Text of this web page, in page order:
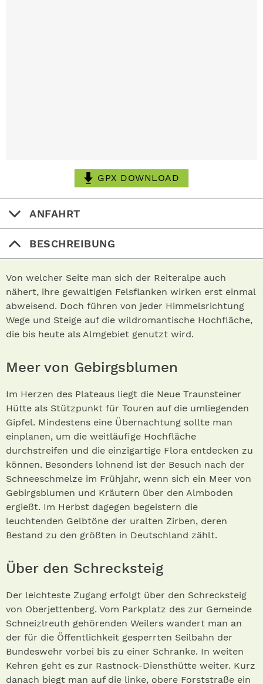
GPX DOWNLOAD
ANFAHRT
BESCHREIBUNG
Von welcher Seite man sich der Reiteralpe auch
nähert, ihre gewaltigen Felsflanken wirken erst einmal
abweisend. Doch führen von jeder Himmelsrichtung
Wege und Steige auf die wildromantische Hochfläche,
die bis heute als Almgebiet genutzt wird.
Meer von Gebirgsblumen
Im Herzen des Plateaus liegt die Neue Traunsteiner
Hütte als Stützpunkt für Touren auf die umliegenden
Gipfel. Mindestens eine Übernachtung sollte man
einplanen, um die weitläufige Hochfläche
durchstreifen und die einzigartige Flora entdecken zu
können. Besonders lohnend ist der Besuch nach der
Schneeschmelze im Frühjahr, wenn sich ein Meer von
Gebirgsblumen und Kräutern über den Almboden
ergießt. Im Herbst dagegen begeistern die
leuchtenden Gelbtöne der uralten Zirben, deren
Bestand zu den größten in Deutschland zählt.
Über den Schrecksteig
Der leichteste Zugang erfolgt über den Schrecksteig
von Oberjettenberg. Vom Parkplatz des zur Gemeinde
Schneizlreuth gehörenden Weilers wandert man an
der für die Öffentlichkeit gesperrten Seilbahn der
Bundeswehr vorbei bis zu einer Schranke. In weiten
Kehren geht es zur Rastnock-Diensthütte weiter. Kurz
danach biegt man auf die linke, obere Forststraße ein